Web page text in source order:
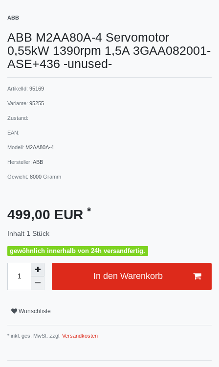
ABB
ABB M2AA80A-4 Servomotor
0,55kW 1390rpm 1,5A 3GAA082001-
ASE+436 -unused-
ArtikelId: 95169
Variante: 95255
Zustand:
EAN:
Modell: M2AA80A-4
Hersteller: ABB
Gewicht: 8000 Gramm
499,00 EUR *
Inhalt 1 Stück
gewöhnlich innerhalb von 24h versandfertig.
In den Warenkorb
Wunschliste
* inkl. ges. MwSt. zzgl. Versandkosten